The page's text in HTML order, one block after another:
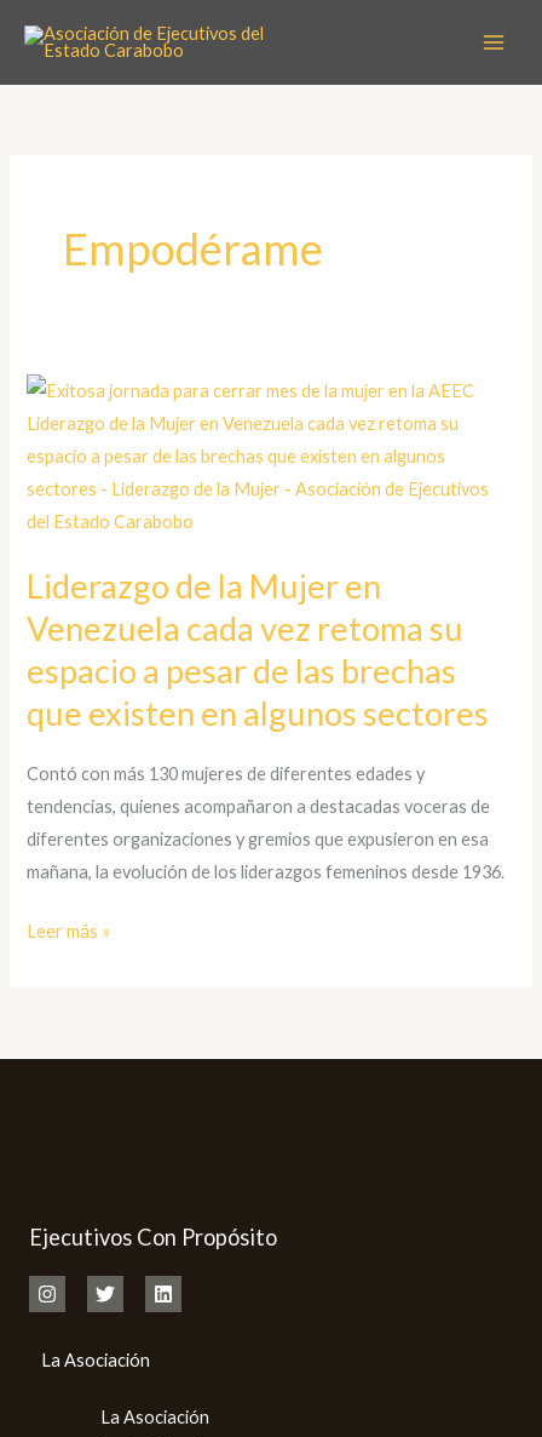
contenido
Empodérame
Liderazgo de la Mujer en
Venezuela cada vez retoma su
espacio a pesar de las brechas
que existen en algunos sectores
Contó con más 130 mujeres de diferentes edades y
tendencias, quienes acompañaron a destacadas voceras de
diferentes organizaciones y gremios que expusieron en esa
mañana, la evolución de los liderazgos femeninos desde 1936.
Liderazgo
de
la
Mujer
en
cada
vez
su
espacio
pesar
de
las
brechas
Leer más »
Ejecutivos Con Propósito
La Asociación
La Asociación